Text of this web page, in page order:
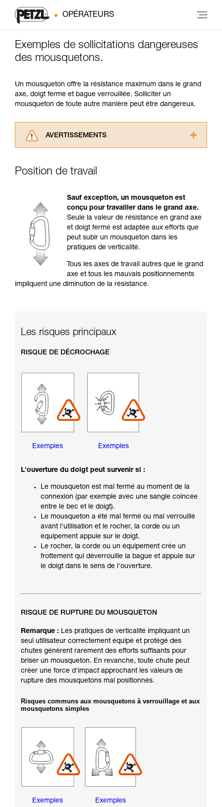
OPÉRATEURS
Exemples de sollicitations dangereuses
des mousquetons.
Un mousqueton offre la résistance maximum dans le grand
axe, doigt fermé et bague verrouillée. Solliciter un
mousqueton de toute autre manière peut être dangereux.
AVERTISSEMENTS
consulter. Vous devez avoir compris les
pouvoir comprendre ce complément
Maîtriser ces techniques nécessite une
formation et un entraînement spécifique. Validez
avec un professionnel votre capacité à refaire
la manipulation, seul, en toute sécurité, avant
de la reproduire en autonomie.
Nous donnons des exemples de techniques
liées à votre activité. Il peut en exister d’autres
que nous ne décrivons pas ici.
Position de travail
Sauf exception, un mousqueton est
conçu pour travailler dans le grand axe.
Seule la valeur de résistance en grand axe
et doigt fermé est adaptée aux efforts que
peut subir un mousqueton dans les
pratiques de verticalité.
Tous les axes de travail autres que le grand
axe et tous les mauvais positionnements
impliquent une diminution de la résistance.
Les risques principaux
RISQUE DE DÉCROCHAGE
Exemples Exemples
L'ouverture du doigt peut survenir si :
Le mousqueton est mal fermé au moment de la
connexion (par exemple avec une sangle coincée
entre le bec et le doigt).
Le mousqueton a été mal fermé ou mal verrouillé
avant l'utilisation et le rocher, la corde ou un
équipement appuie sur le doigt.
Le rocher, la corde ou un équipement crée un
frottement qui déverrouille la bague et appuie sur
le doigt dans le sens de l'ouverture.
RISQUE DE RUPTURE DU MOUSQUETON
Remarque : Les pratiques de verticalité impliquant un
seul utilisateur correctement équipé et protégé des
chutes génèrent rarement des efforts suffisants pour
briser un mousqueton. En revanche, toute chute peut
créer une force d'impact approchant les valeurs de
rupture des mousquetons mal positionnés.
Risques communs aux mousquetons à verrouillage et aux
mousquetons simples
Exemples Exemples